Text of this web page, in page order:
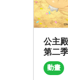
公主
第二季
動畫